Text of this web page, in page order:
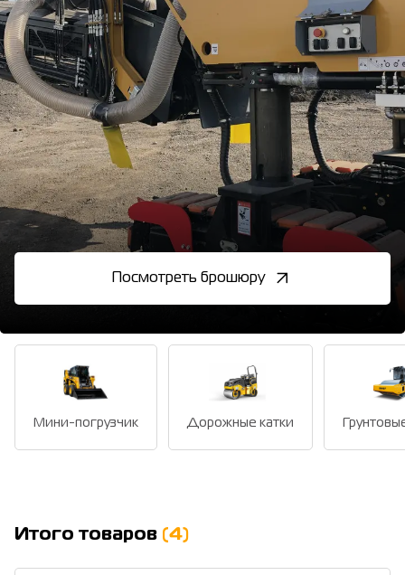
Посмотреть брошюру
Мини-погрузчик Дорожные катки
Итого товаров (4)